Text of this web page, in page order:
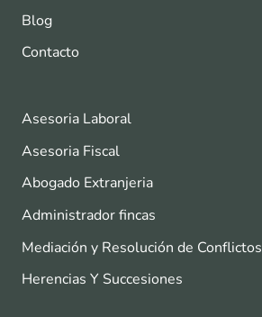
Blog
Contacto
Asesoria Laboral
Asesoria Fiscal
Abogado Extranjeria
Administrador fincas
Mediación y Resolución de Conflictos
Herencias Y Succesiones